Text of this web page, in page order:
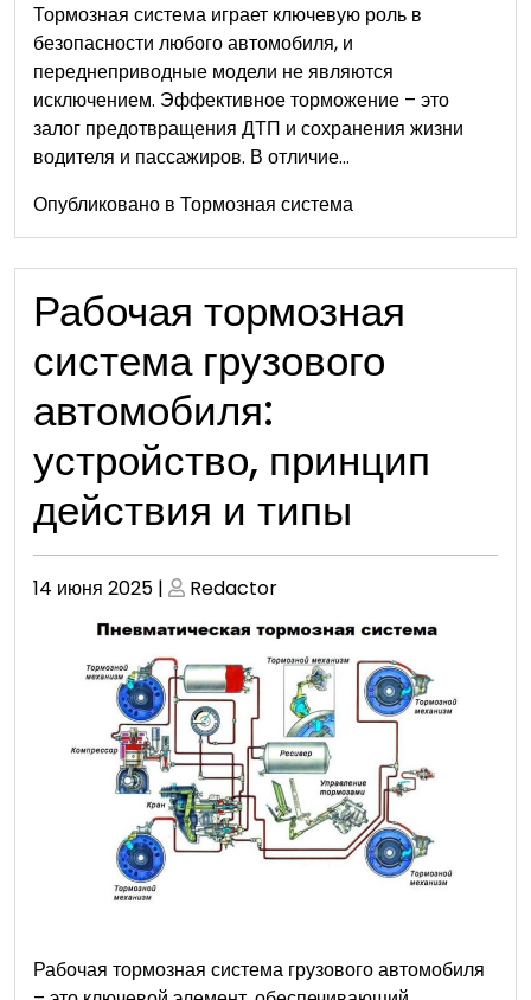
Тормозная система играет ключевую роль в
безопасности любого автомобиля, и
переднеприводные модели не являются
исключением. Эффективное торможение – это
залог предотвращения ДТП и сохранения жизни
водителя и пассажиров. В отличие…
Опубликовано в Тормозная система
Рабочая тормозная
система грузового
автомобиля:
устройство, принцип
действия и типы
Опубликовано
14 июня 2025 | Опубликовано
Redactor
Рабочая тормозная система грузового автомобиля